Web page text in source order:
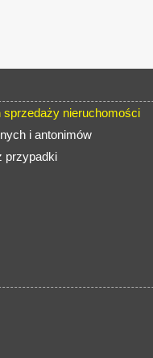
sprzedaży nieruchomości
i antonimów
przypadki